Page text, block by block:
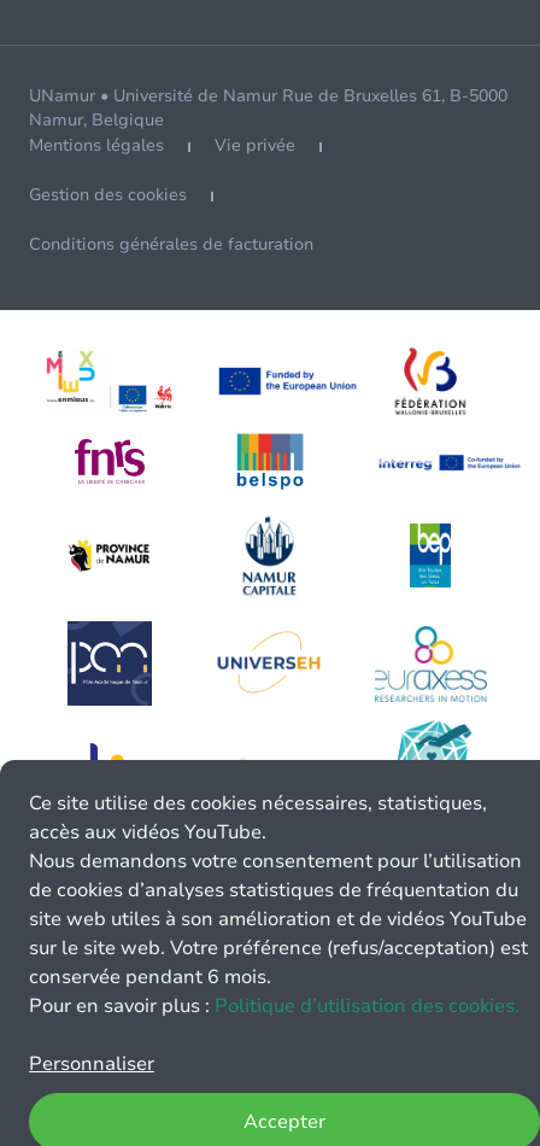
UNamur • Université de Namur Rue de Bruxelles 61, B-5000
Namur, Belgique
Mentions légales
Vie privée
Gestion des cookies
Conditions générales de facturation
Ce site utilise des cookies nécessaires, statistiques,
accès aux vidéos YouTube.
Nous demandons votre consentement pour l’utilisation
de cookies d’analyses statistiques de fréquentation du
site web utiles à son amélioration et de vidéos YouTube
sur le site web. Votre préférence (refus/acceptation) est
conservée pendant 6 mois.
Pour en savoir plus : Politique d’utilisation des cookies.
Personnaliser
Accepter